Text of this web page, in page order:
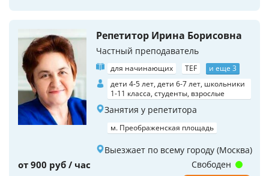
Репетитор Ирина Борисовна
Частный преподаватель
для начинающих TEF
и еще 3
дети 4-5 лет, дети 6-7 лет, школьники
1-11 класса, студенты, взрослые
Занятия у репетитора
м. Преображенская площадь
Выезжает по всему городу (Москва)
от 900 руб / час Свободен